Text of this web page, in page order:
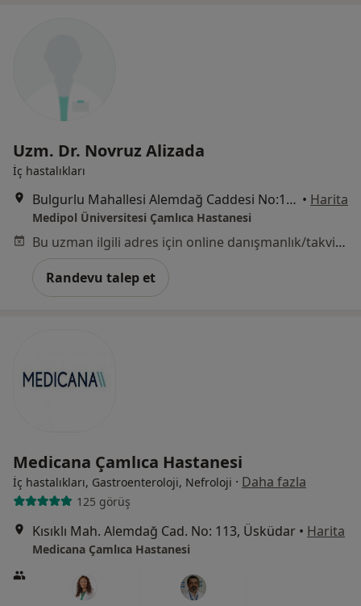
Uzm. Dr. Novruz Alizada
İç hastalıkları
Bulgurlu Mahallesi Alemdağ Caddesi No:100, Üsküdar • Harita
Medipol Üniversitesi Çamlıca Hastanesi
Bu uzman ilgili adres için online danışmanlık/takvim sunmuyor.
Randevu talep et
Medicana Çamlıca Hastanesi
İç hastalıkları, Gastroenteroloji, Nefroloji · Daha fazla
125 görüş
Kısıklı Mah. Alemdağ Cad. No: 113, Üsküdar • Harita
Medicana Çamlıca Hastanesi